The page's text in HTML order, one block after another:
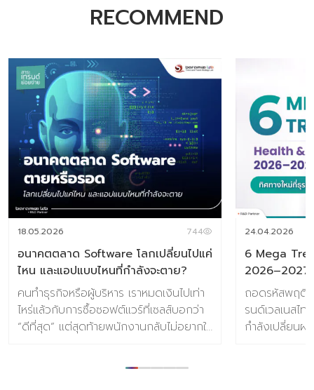
RECOMMEND
18.05.2026 744
อนาคตตลาด Software โลกเปลี่ยนไปแค่
ไหน และแอปแบบไหนที่กำลังจะตาย?
คนทำธุรกิจหรือผู้บริหาร เราหมดเงินไปเท่า
ไหร่แล้วกับการซื้อซอฟต์แวร์ที่เซลส์บอกว่า
“ดีที่สุด” แต่สุดท้ายพนักงานกลับไม่อยากใช้
24.04.2026
6 Mega
2026–2027
ถอดรหัสพฤติก
รนด์เวลเนสไ
กำลังเปลี่ยนผ่